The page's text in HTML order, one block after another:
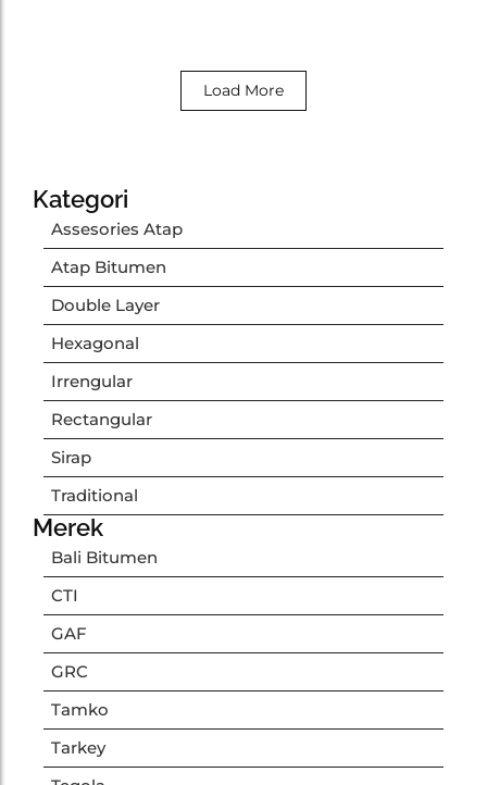
Kategori
Assesories Atap
Atap Bitumen
Double Layer
Hexagonal
Irrengular
Rectangular
Sirap
Traditional
Merek
Bali Bitumen
CTI
GAF
GRC
Tamko
Tarkey
Load More